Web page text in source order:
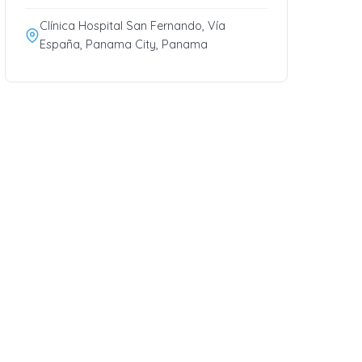
Clínica Hospital San Fernando, Vía
España, Panama City, Panama